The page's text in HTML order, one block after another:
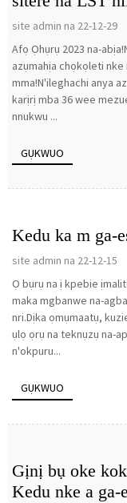
site admin na 22-12-29
Afọ Ọhụrụ 2023 na-
azụmahịa chọkọleti nke
mma!N'ileghachi anya
karịrị mba 36 wee
nnukwu ...
GỤKWUO
Kedu ka m ga-
site admin na 22-12-15
Ọ bụrụ na ị kpebie
maka mgbanwe na-
nri.Dịka ọmụmaatụ,
ụlọ ọrụ na teknụzụ na-
n'okpuru...
GỤKWUO
Gịnị bụ oke
Kedu nke a ga-